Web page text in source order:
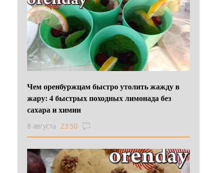
Чем оренбуржцам быстро утолить жажду в
жару: 4 быстрых походных лимонада без
сахара и химии
8 августа 23:50